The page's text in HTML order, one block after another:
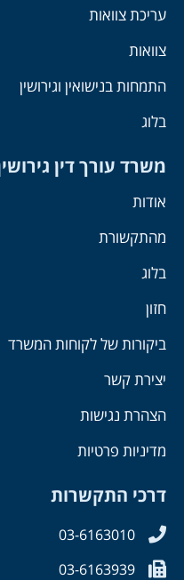
עריכת צוואות
צוואות
התמחות בנישואין וגירושין
בלוג
משרד עורך דין
אודות
מהתקשורת
בלוג
חזון
ביקורות של לקוחות המשרד
יצירת קשר
הצהרת נגישות
מדיניות פרטיות
דרכי התקשרות
03-6163010
03-6163939